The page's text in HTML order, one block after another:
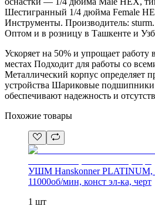
Шестигранный 1/4 дюйма Female
Инструменты. Производитель:
Оптом и в розницу в Ташкенте и
Ускоряет на 50% и упрощает работу
местах Подходит для работы со
Металлический корпус определяет
устройства Шариковые подшипники
обеспечивают надежность и
Похожие товары
УШМ Hanskonner PLATINUM,
11000об/мин, конст эл-ка, черт
1 шт